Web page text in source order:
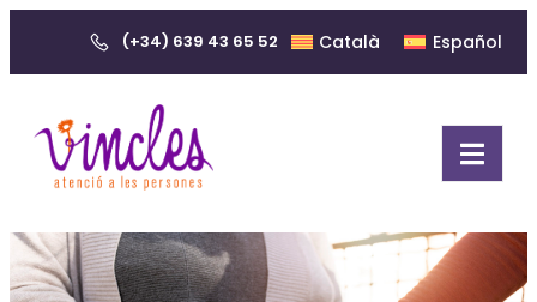
(+34) 639 43 65 52 Català Español